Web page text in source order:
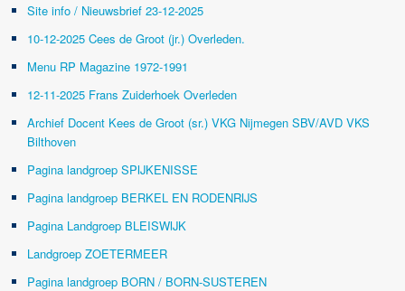
Site info / Nieuwsbrief 23-12-2025
10-12-2025 Cees de Groot (jr.) Overleden.
Menu RP Magazine 1972-1991
12-11-2025 Frans Zuiderhoek Overleden
Archief Docent Kees de Groot (sr.) VKG Nijmegen SBV/AVD VKS
Bilthoven
Pagina landgroep SPIJKENISSE
Pagina landgroep BERKEL EN RODENRIJS
Pagina Landgroep BLEISWIJK
Landgroep ZOETERMEER
Pagina landgroep BORN / BORN-SUSTEREN